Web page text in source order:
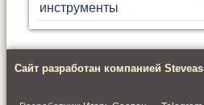
инструменты
Сайт разработан компанией Steveas